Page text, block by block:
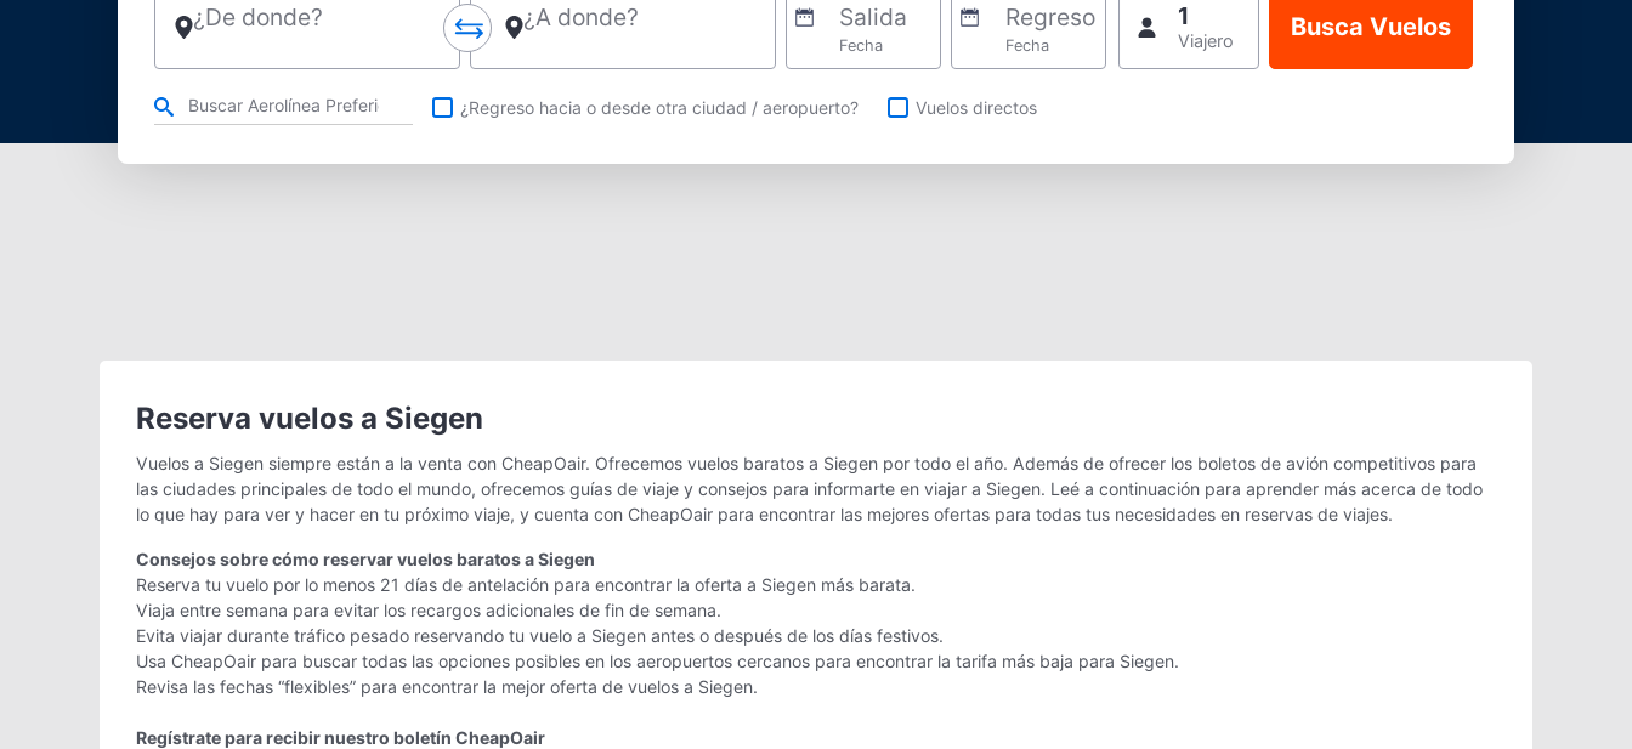
¿De donde? ¿A donde? Salida
Fecha
Regreso
Fecha
1
Viajero
Refina tu búsqueda por aerolínea, ciudad o aeropuerto o vuelos directos
¿Regreso hacia o desde otra ciudad / aeropuerto? Vuelos directos
Reserva vuelos a Siegen
Vuelos a Siegen siempre están a la venta con CheapOair. Ofrecemos vuelos baratos a Siegen por todo el año. Además de ofrecer los boletos de avión competitivos para
las ciudades principales de todo el mundo, ofrecemos guías de viaje y consejos para informarte en viajar a Siegen. Leé a continuación para aprender más acerca de todo
lo que hay para ver y hacer en tu próximo viaje, y cuenta con CheapOair para encontrar las mejores ofertas para todas tus necesidades en reservas de viajes.
Consejos sobre cómo reservar vuelos baratos a Siegen
Reserva tu vuelo por lo menos 21 días de antelación para encontrar la oferta a Siegen más barata.
Viaja entre semana para evitar los recargos adicionales de fin de semana.
Evita viajar durante tráfico pesado reservando tu vuelo a Siegen antes o después de los días festivos.
Usa CheapOair para buscar todas las opciones posibles en los aeropuertos cercanos para encontrar la tarifa más baja para Siegen.
Revisa las fechas “flexibles” para encontrar la mejor oferta de vuelos a Siegen.
Regístrate para recibir nuestro boletín CheapOair